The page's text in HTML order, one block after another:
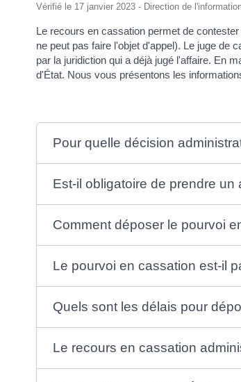
Vérifié le 17 janvier 2023 - Direction de
Le recours en cassation permet de
ne peut pas faire l'objet d'appel). Le juge de
par la juridiction qui a déjà jugé l'affaire. En
d'État. Nous vous présentons les
Pour quelle décision
Est-il obligatoire de prendre
Comment déposer le pourvoi
Le pourvoi en cassation est-il
Quels sont les délais pour
Le recours en cassation